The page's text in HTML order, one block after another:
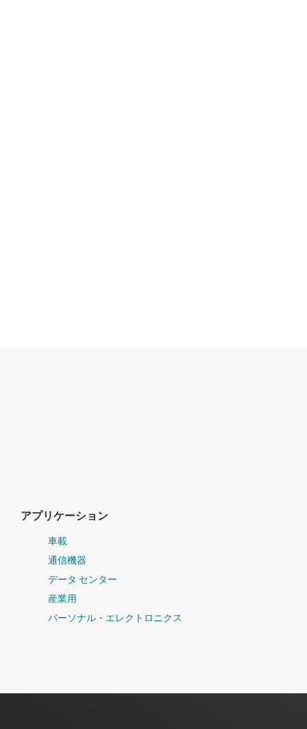
アプリケーション
車載
通信機器
データ センター
産業用
パーソナル・エレクトロニクス